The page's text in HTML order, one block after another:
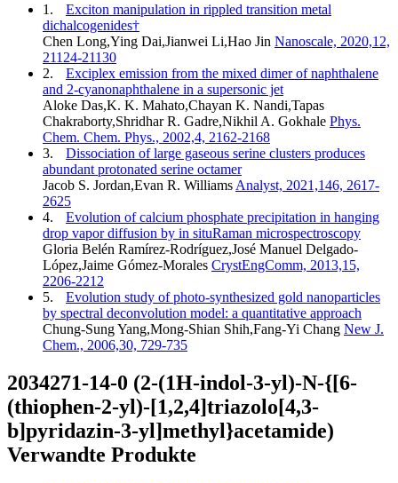
1.
Exciton manipulation in rippled transition metal
dichalcogenides†
Chen Long,Ying Dai,Jianwei Li,Hao Jin Nanoscale, 2020,12,
21124-21130
2.
Exciplex emission from the mixed dimer of naphthalene
and 2-cyanonaphthalene in a supersonic jet
Aloke Das,K. K. Mahato,Chayan K. Nandi,Tapas
Chakraborty,Shridhar R. Gadre,Nikhil A. Gokhale Phys.
Chem. Chem. Phys., 2002,4, 2162-2168
3.
Dissociation of large gaseous serine clusters produces
abundant protonated serine octamer
Jacob S. Jordan,Evan R. Williams Analyst, 2021,146, 2617-
2625
4.
Evolution of calcium phosphate precipitation in hanging
drop vapor diffusion by in situRaman microspectroscopy
Gloria Belén Ramírez-Rodríguez,José Manuel Delgado-
López,Jaime Gómez-Morales CrystEngComm, 2013,15,
2206-2212
5.
Evolution study of photo-synthesized gold nanoparticles
by spectral deconvolution model: a quantitative approach
Chung-Sung Yang,Mong-Shian Shih,Fang-Yi Chang New J.
Chem., 2006,30, 729-735
2034271-14-0 (2-(1H-indol-3-yl)-N-{[6-
(thiophen-2-yl)-[1,2,4]triazolo[4,3-
b]pyridazin-3-yl]methyl}acetamide)
Verwandte Produkte